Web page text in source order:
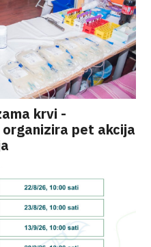
krvi -
pet akcija